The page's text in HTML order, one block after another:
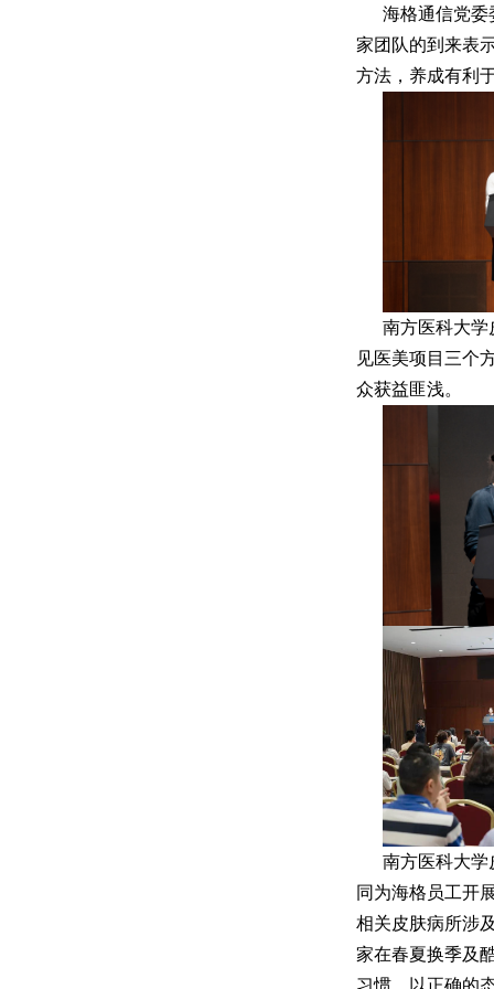
海格通信党
家团队的到来表
方法，养成有利
南方医科大
见医美项目三个
众获益匪浅。
南方医科大
同为海格员工开
相关皮肤病所涉
家在春夏换季及
习惯，以正确的